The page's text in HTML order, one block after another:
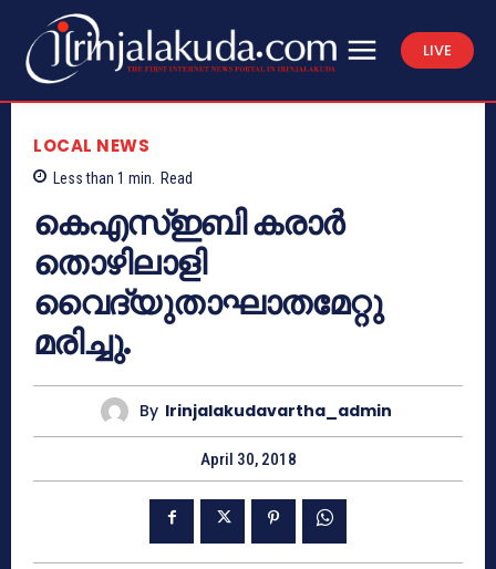
LIVE
LOCAL NEWS
Less than 1 min. Read
കെഎസ്ഇബി കരാര്‍
തൊഴിലാളി
വൈദ്യുതാഘാതമേറ്റു
മരിച്ചു.
By Irinjalakudavartha_admin
April 30, 2018